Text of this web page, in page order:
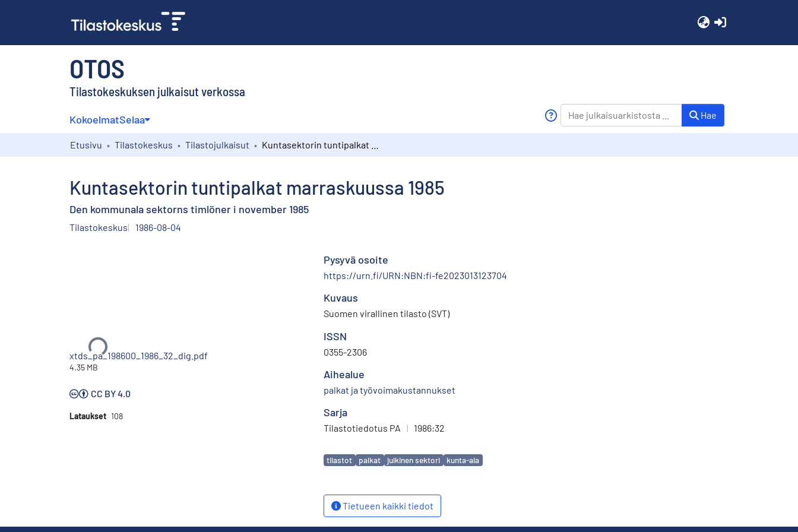
OTOS
Tilastokeskuksen julkaisut verkossa
KokoelmatSelaa Hae
Etusivu Tilastokeskus Tilastojulkaisut
Kuntasektorin tuntipalkat marraskuussa 1985
Den kommunala sektorns timlöner i november 1985
Tilastokeskus 1986-08-04
Ladataan...
xtds_pa_198600_1986_32_dig.pdf
4.35 MB
CC BY 4.0
Lataukset 108
Pysyvä osoite
https://urn.fi/URN:NBN:fi-fe2023013123704
Kuvaus
Suomen virallinen tilasto (SVT)
ISSN
0355-2306
Aihealue
palkat ja työvoimakustannukset
Sarja
Tilastotiedotus PA | 1986:32
Avainsanat
tilastot palkat julkinen sektori kunta-ala
Tietueen kaikki tiedot